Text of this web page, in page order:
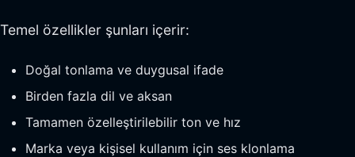
Temel özellikler şunları içerir:
Doğal tonlama ve duygusal ifade
Birden fazla dil ve aksan
Tamamen özelleştirilebilir ton ve hız
Marka veya kişisel kullanım için ses klonlama